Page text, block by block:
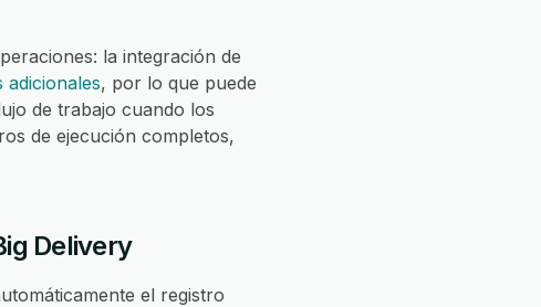
la integración de
adicionales, por lo que puede
de trabajo cuando los
de ejecución completos,
Delivery
el registro